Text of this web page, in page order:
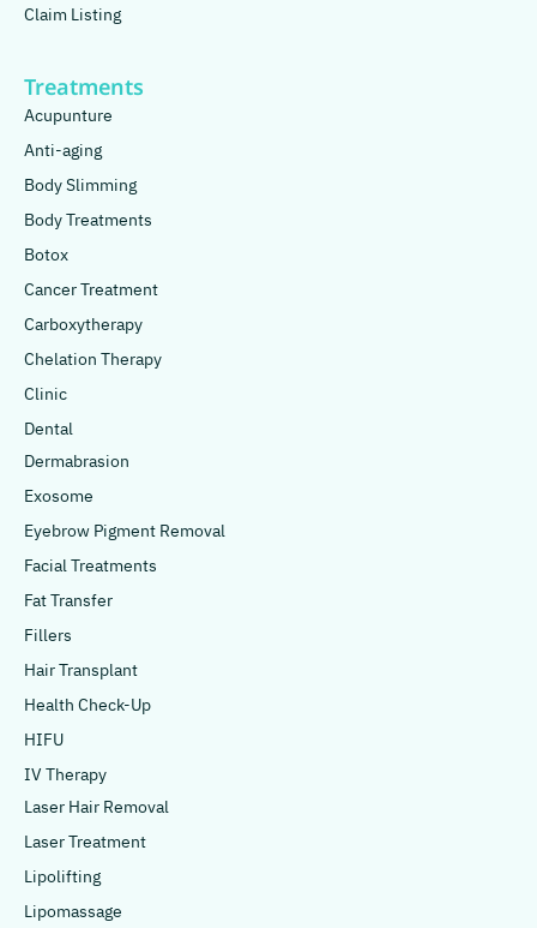
Claim Listing
Treatments
Acupunture
Anti-aging
Body Slimming
Body Treatments
Botox
Cancer Treatment
Carboxytherapy
Chelation Therapy
Clinic
Dental
Dermabrasion
Exosome
Eyebrow Pigment Removal
Facial Treatments
Fat Transfer
Fillers
Hair Transplant
Health Check-Up
HIFU
IV Therapy
Laser Hair Removal
Laser Treatment
Lipolifting
Lipomassage